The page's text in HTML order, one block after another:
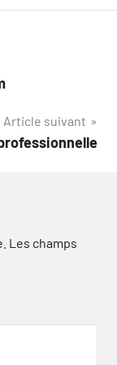
Article suivant
Les champs